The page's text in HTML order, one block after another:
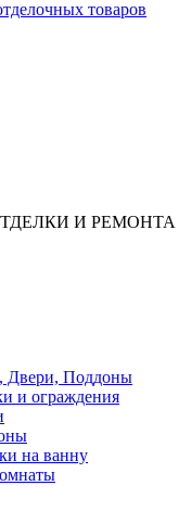
И РЕМОНТА
Двери, Поддоны
и ограждения
на ванну